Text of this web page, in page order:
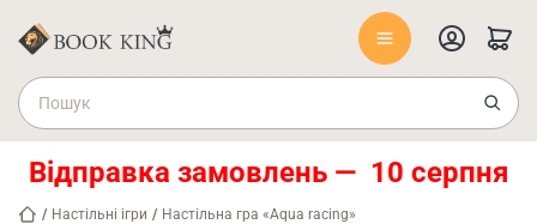
Відправка замовлень — 10 серпня
/ Настільні ігри / Настільна гра «Aqua racing»